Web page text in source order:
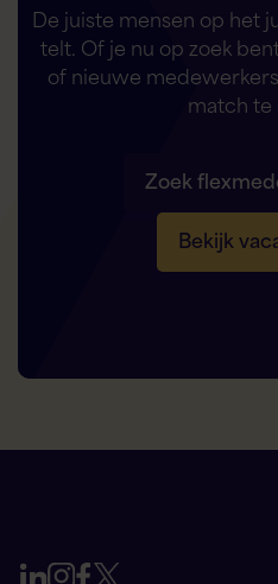
De juiste mensen op het
telt. Of je nu op zoek
of nieuwe
match te
Zoek
Bekijk